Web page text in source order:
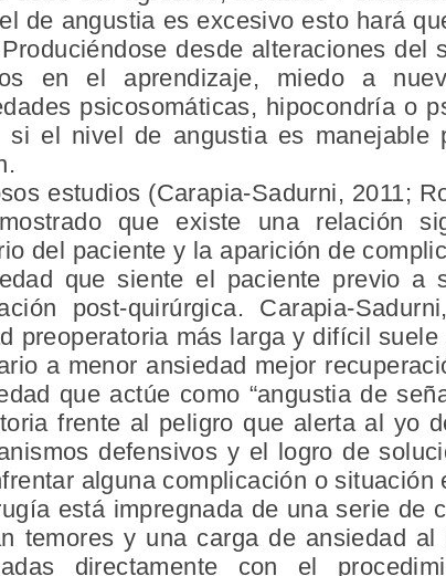
de angustia es excesivo esto hará
desde alteraciones
en el aprendizaje, miedo a
psicosomáticas, hipocondría o
si el nivel de angustia es
estudios (Carapia-Sadurni, 2011;
que existe una relación
del paciente y la aparición de
que siente el paciente previo
post-quirúrgica. Carapia-
preoperatoria más larga y difícil
a menor ansiedad mejor
que actúe como “angustia de
frente al peligro que alerta al yo
defensivos y el logro de
alguna complicación o situación
está impregnada de una serie de
temores y una carga de ansiedad
directamente con el